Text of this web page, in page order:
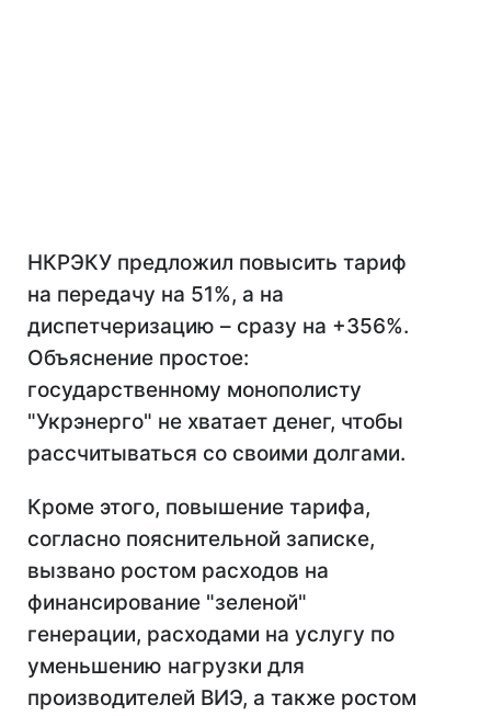
НКРЭКУ предложил повысить тариф
на передачу на 51%, а на
диспетчеризацию – сразу на +356%.
Объяснение простое:
государственному монополисту
"Укрэнерго" не хватает денег, чтобы
рассчитываться со своими долгами.
Кроме этого, повышение тарифа,
согласно пояснительной записке,
вызвано ростом расходов на
финансирование "зеленой"
генерации, расходами на услугу по
уменьшению нагрузки для
производителей ВИЭ, а также ростом